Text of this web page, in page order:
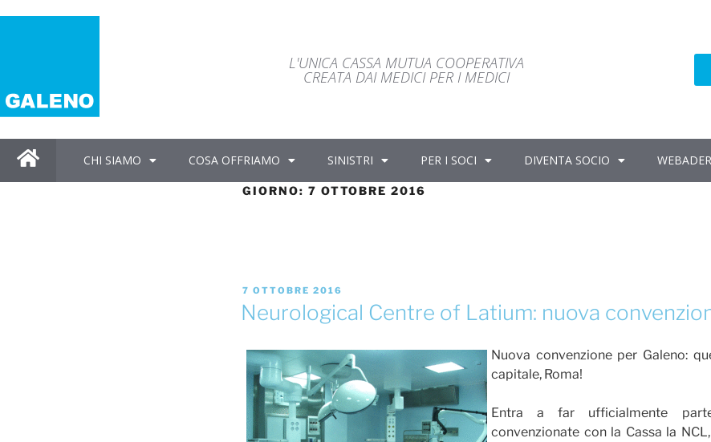
L'UNICA CASSA MUTUA COOPERATIVA
CREATA DAI MEDICI PER I MEDICI
CHI SIAMO COSA OFFRIAMO SINISTRI PER I SOCI DIVENTA SOCIO
GIORNO: 7 OTTOBRE 2016
7 OTTOBRE 2016
Neurological Centre of Latium: nuova
Nuova convenzione per Galeno:
capitale, Roma!
Entra a far ufficialmente
convenzionate con la Cassa la NCL,